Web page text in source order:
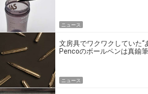
ニュース
文房具でワクワクしていた“
Pencoのボールペンは真鍮
ニュース